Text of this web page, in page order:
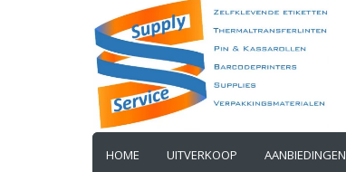
HOME UITVERKOOP AANBIEDINGEN